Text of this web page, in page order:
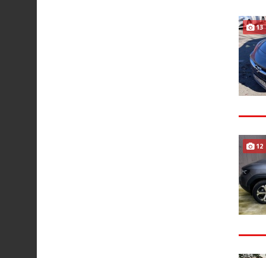
13
12